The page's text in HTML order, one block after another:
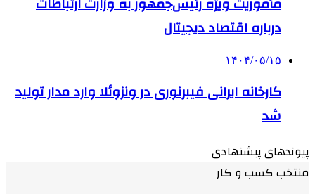
درباره اقتصاد دیجیتال
۱۴۰۴/۰۵/۱۵
کارخانه ایرانی فیبرنوری در ونزوئلا وارد مدار تولید
شد
پیوندهای پیشنهادی
منتخب کسب و کار